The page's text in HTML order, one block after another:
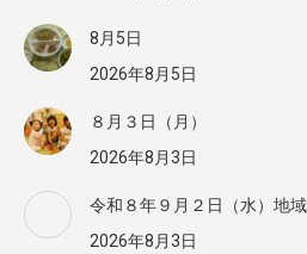
8月5日
2026年8月5日
８月３日（月）
2026年8月3日
令和８年９月２日（水）地
2026年8月3日